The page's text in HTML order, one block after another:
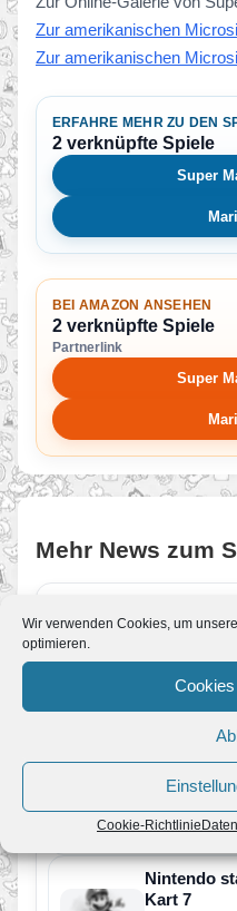
Wir verwenden Cookies, um
optimieren.
Cookie-Richtlinie
Zur amerikanischen
Zur amerikanischen
ERFAHRE MEHR ZU DEN
2 verknüpfte Spiele
Super
BEI AMAZON ANSEHEN
2 verknüpfte Spiele
Partnerlink
Super
Mehr News zum
Von JoKo•22.
Diese Woche
PM: Super
Fernbus
Von Melvin•3.
Nintendo
mobilen
Passagiere
Nintendo
Kart 7